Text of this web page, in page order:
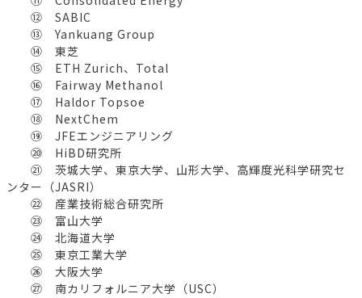
⑫ SABIC
⑬ Yankuang Group
⑭ 東芝
⑮ ETH Zurich、Total
⑯ Fairway Methanol
⑰ Haldor Topsoe
⑱ NextChem
⑲ JFEエンジニアリング
⑳ HiBD研究所
㉑ 茨城大学、東京大学、山形大学、高輝度光科学研究セ
ンター（JASRI）
㉒ 産業技術総合研究所
㉓ 富山大学
㉔ 北海道大学
㉕ 東京工業大学
㉖ 大阪大学
㉗ 南カリフォルニア大学（USC）